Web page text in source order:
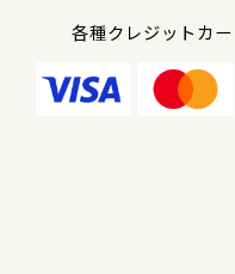
各種クレジットカー